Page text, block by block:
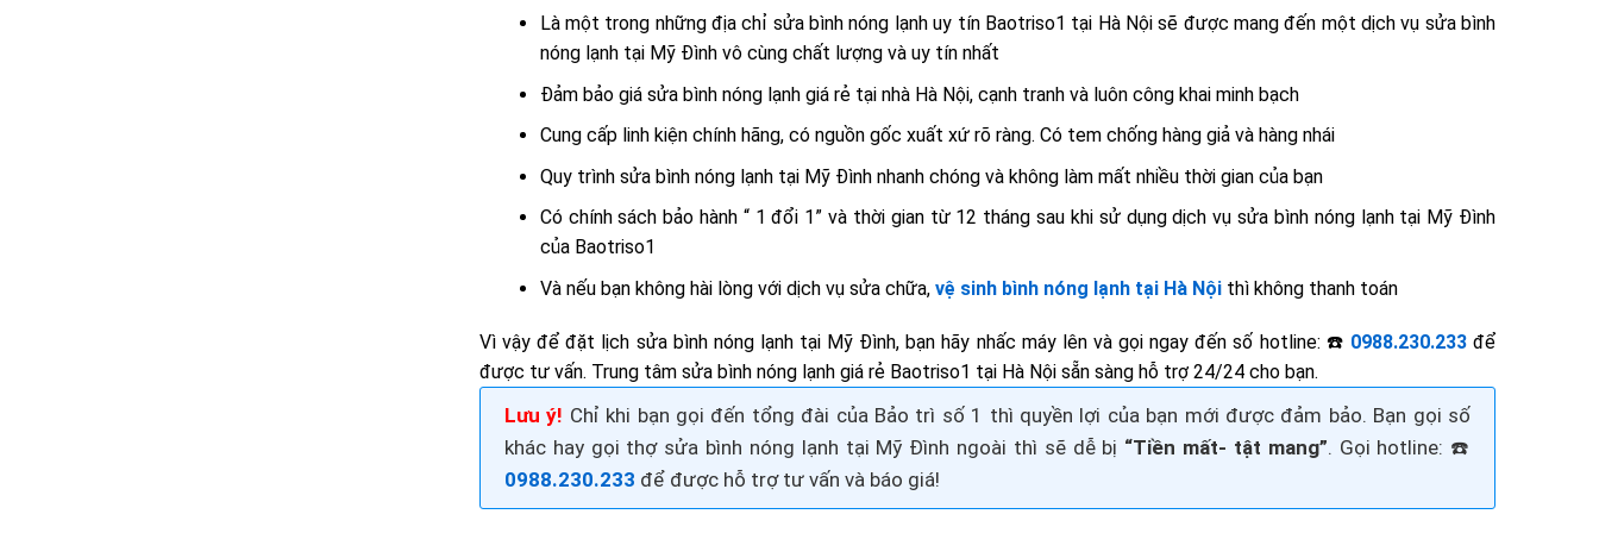
Là một trong những địa chỉ sửa bình nóng lạnh uy tín Baotriso1 tại Hà Nội sẽ được mang đến một dịch vụ sửa bình
nóng lạnh tại Mỹ Đình vô cùng chất lượng và uy tín nhất
Đảm bảo giá sửa bình nóng lạnh giá rẻtại nhà Hà Nội, cạnh tranh và luôn công khai minh bạch
Cung cấp linh kiện chính hãng, có nguồn gốc xuất xứ rõ ràng. Có tem chống hàng giả và hàng nhái
Quy trình sửa bình nóng lạnh tại Mỹ Đình nhanh chóng và không làm mất nhiều thời gian của bạn
Có chính sách bảo hành “ 1 đổi 1” và thời gian từ 12 tháng sau khi sử dụng dịch vụ sửa bình nóng lạnh tại Mỹ Đình
của Baotriso1
Và nếu bạn không hài lòng với dịch vụ sửa chữa, vệ sinh bình nóng lạnh tại Hà Nội thì không thanh toán
Vì vậy để đặt lịch sửa bình nóng lạnh tại Mỹ Đình, bạn hãy nhấc máy lên và gọi ngay đến số hotline: ☎️ 0988.230.233để
được tư vấn. Trung tâm sửa bình nóng lạnh giá rẻ Baotriso1 tại Hà Nộisẵn sàng hỗ trợ 24/24 cho bạn.
Lưu ý! Chỉ khi bạn gọi đến tổng đài của Bảo trì số 1 thì quyền lợi của bạn mới được đảm bảo. Bạn gọi số
khác hay gọi thợ sửa bình nóng lạnh tại Mỹ Đình ngoài thì sẽ dễ bị “Tiền mất- tật mang”. Gọi hotline: ☎️
0988.230.233 để được hỗ trợ tư vấn và báo giá!